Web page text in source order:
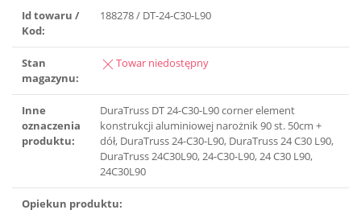
Id towaru /
Kod:
188278 / DT-24-C30-L90
Stan
magazynu:
Towar niedostępny
Inne
oznaczenia
produktu:
DuraTruss DT 24-C30-L90 corner element
konstrukcji aluminiowej narożnik 90 st. 50cm +
dół, DuraTruss 24-C30-L90, DuraTruss 24 C30 L90,
DuraTruss 24C30L90, 24-C30-L90, 24 C30 L90,
24C30L90
Opiekun produktu: